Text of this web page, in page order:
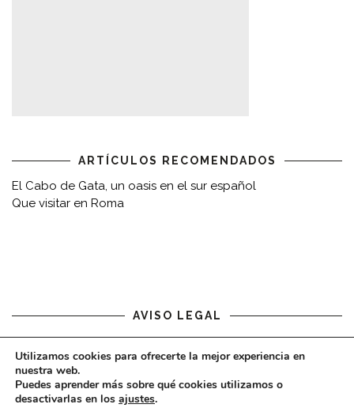
ARTÍCULOS RECOMENDADOS
El Cabo de Gata, un oasis en el sur español
Que visitar en Roma
AVISO LEGAL
Aviso legal
Utilizamos cookies para ofrecerte la mejor experiencia en
nuestra web.
Puedes aprender más sobre qué cookies utilizamos o
desactivarlas en los ajustes.